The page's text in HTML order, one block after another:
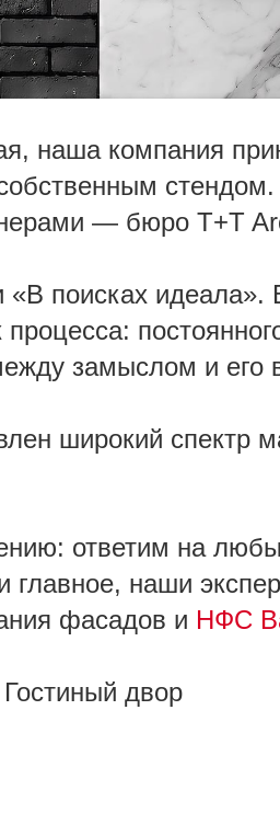
наша компания
стендом.
— бюро T+T
«В поисках идеала».
замыслом и его
широкий спектр
ответим на
главное, наши
фасадов и НФС
двор